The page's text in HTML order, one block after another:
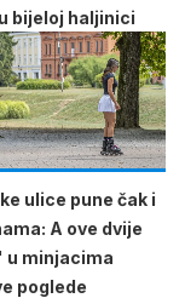
bijeloj haljinici
ulice pune čak i
A ove dvije
minjacima
poglede